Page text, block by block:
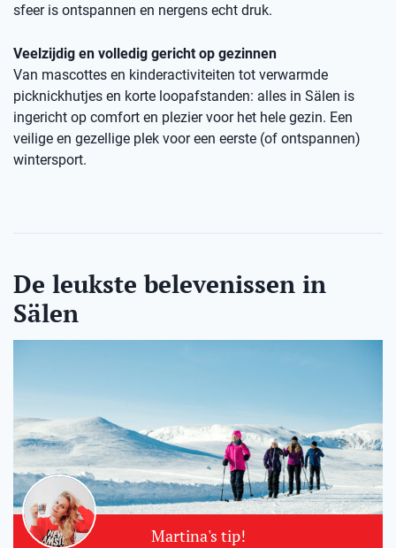
sfeer is ontspannen en nergens echt druk.
Veelzijdig en volledig gericht op gezinnen
Van mascottes en kinderactiviteiten tot verwarmde
picknickhutjes en korte loopafstanden: alles in Sälen is
ingericht op comfort en plezier voor het hele gezin. Een
veilige en gezellige plek voor een eerste (of ontspannen)
wintersport.
De leukste belevenissen in
Sälen
Martina's tip!